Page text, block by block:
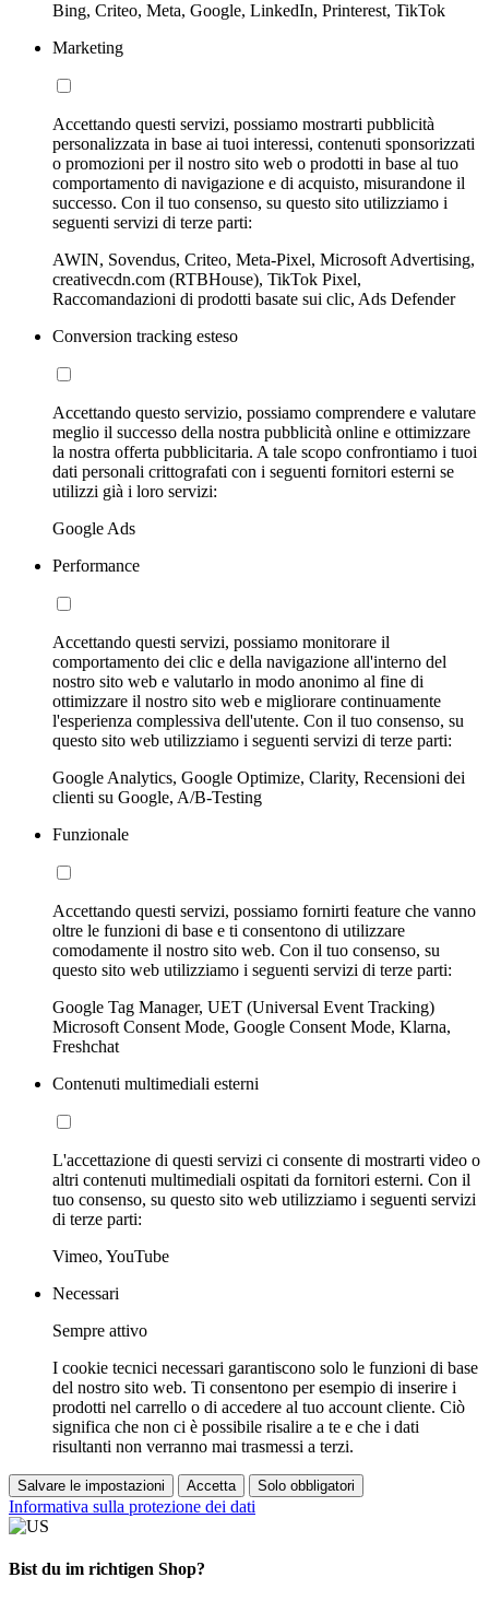
Bing, Criteo, Meta, Google, LinkedIn, Printerest, TikTok
Marketing
Accettando questi servizi, possiamo mostrarti pubblicità
personalizzata in base ai tuoi interessi, contenuti sponsorizzati
o promozioni per il nostro sito web o prodotti in base al tuo
comportamento di navigazione e di acquisto, misurandone il
successo. Con il tuo consenso, su questo sito utilizziamo i
seguenti servizi di terze parti:
AWIN, Sovendus, Criteo, Meta-Pixel, Microsoft Advertising,
creativecdn.com (RTBHouse), TikTok Pixel,
Raccomandazioni di prodotti basate sui clic, Ads Defender
Conversion tracking esteso
Accettando questo servizio, possiamo comprendere e valutare
meglio il successo della nostra pubblicità online e ottimizzare
la nostra offerta pubblicitaria. A tale scopo confrontiamo i tuoi
dati personali crittografati con i seguenti fornitori esterni se
utilizzi già i loro servizi:
Google Ads
Performance
Accettando questi servizi, possiamo monitorare il
comportamento dei clic e della navigazione all'interno del
nostro sito web e valutarlo in modo anonimo al fine di
ottimizzare il nostro sito web e migliorare continuamente
l'esperienza complessiva dell'utente. Con il tuo consenso, su
questo sito web utilizziamo i seguenti servizi di terze parti:
Google Analytics, Google Optimize, Clarity, Recensioni dei
clienti su Google, A/B-Testing
Funzionale
Accettando questi servizi, possiamo fornirti feature che vanno
oltre le funzioni di base e ti consentono di utilizzare
comodamente il nostro sito web. Con il tuo consenso, su
questo sito web utilizziamo i seguenti servizi di terze parti:
Google Tag Manager, UET (Universal Event Tracking)
Microsoft Consent Mode, Google Consent Mode, Klarna,
Freshchat
Contenuti multimediali esterni
L'accettazione di questi servizi ci consente di mostrarti video o
altri contenuti multimediali ospitati da fornitori esterni. Con il
tuo consenso, su questo sito web utilizziamo i seguenti servizi
di terze parti:
Vimeo, YouTube
Necessari
Sempre attivo
I cookie tecnici necessari garantiscono solo le funzioni di base
del nostro sito web. Ti consentono per esempio di inserire i
prodotti nel carrello o di accedere al tuo account cliente. Ciò
significa che non ci è possibile risalire a te e che i dati
risultanti non verranno mai trasmessi a terzi.
Salvare le impostazioni Accetta Solo obbligatori
Informativa sulla protezione dei dati
Bist du im richtigen Shop?